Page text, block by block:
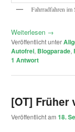
Fahrradfahren im
Weiterlesen →
Veröffentlicht unter
Autofrei, Blogparade,
1 Antwort
[OT] Früher
Veröffentlicht am18.